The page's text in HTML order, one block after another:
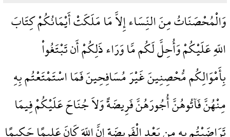
وَالْمُحْصَنَاتُ مِنَ النِّسَاء إِلاَّ مَا مَلَكَتْ أَيْمَانُكُمْ كِتَابَ
اللّهِ عَلَيْكُمْ وَأُحِلَّ لَكُم مَّا وَرَاء ذَلِكُمْ أَن تَبْتَغُواْ
بِأَمْوَالِكُم مُّحْصِنِينَ غَيْرَ مُسَافِحِينَ فَمَا اسْتَمْتَعْتُم بِهِ
مِنْهُنَّ فَآتُوهُنَّ أُجُورَهُنَّ فَرِيضَةً وَلاَ جُنَاحَ عَلَيْكُمْ فِيمَا